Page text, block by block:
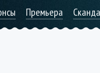
Премьера